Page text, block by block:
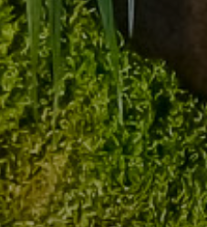
FEJLESZTÉSEK
KÖRNYEZETVÉDELEM
TELEPÜLÉSRENDEZÉS
STRATÉGIÁK
ÉS
KONCEPCIÓK